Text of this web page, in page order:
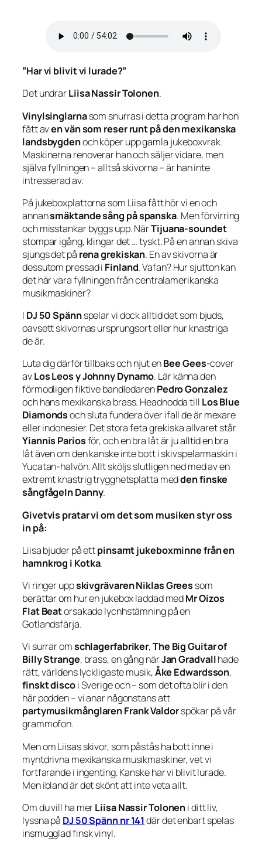
”Har vi blivit vi lurade?”
Det undrarLiisa Nassir Tolonen.
Vinylsinglarnasom snurras i detta program har hon
fått aven vän som reser runt på den mexikanska
landsbygdenoch köper upp gamla jukeboxvrak.
Maskinerna renoverar han och säljer vidare, men
själva fyllningen – alltså skivorna – är han inte
intresserad av.
På jukeboxplattorna som Liisa fått hör vi en och
annansmäktande sång på spanska. Men förvirring
och misstankar byggs upp. NärTijuana-soundet
stompar igång, klingar det … tyskt. På en annan skiva
sjungs det på rena grekiskan. En av skivorna är
dessutom pressad i Finland. Vafan? Hur sjutton kan
det här vara fyllningen från centralamerikanska
musikmaskiner?
I DJ 50 Spännspelar vi dock alltid det som bjuds,
oavsett skivornas ursprungsort eller hur knastriga
de är.
Luta dig därför tillbaks och njut enBee Gees-cover
avLos Leos y Johnny Dynamo. Lär känna den
förmodligen fiktive bandledarenPedro Gonzalez
och hans mexikanska brass. Headnodda till Los Blue
Diamondsoch sluta fundera över ifall de är mexare
eller indonesier. Det stora feta grekiska allvaret står
Yiannis Pariosför, och en bra låt är ju alltid en bra
låt även om den kanske inte bott i skivspelarmaskin i
Yucatan-halvön. Allt sköljs slutligen ned med av en
extremt knastrig trygghetsplatta medden finske
sångfågeln Danny.
Givetvis pratar vi om det som musiken styr oss
in på:
Liisa bjuder på ettpinsamt jukeboxminne från en
hamnkrog i Kotka.
Vi ringer uppskivgrävaren Niklas Grees som
berättar om hur en jukebox laddad medMr Oizos
Flat Beatorsakade lycnhstämning på en
Gotlandsfärja.
Vi surrar omschlagerfabriker,The Big Guitar of
Billy Strange, brass, en gång närJan Gradvallhade
rätt, världens lyckligaste musik,Åke Edwardsson,
finskt discoi Sverige och – som det ofta blir i den
här podden – vi anar någonstans att
partymusikmånglaren Frank Valdorspökar på vår
grammofon.
Men om Liisas skivor, som påstås ha bott inne i
myntdrivna mexikanska musikmaskiner, vet vi
fortfarande i ingenting. Kanske har vi blivit lurade.
Men ibland är det skönt att inte veta allt.
Om du vill ha merLiisa Nassir Toloneni ditt liv,
lyssna på DJ 50 Spänn nr 141där det enbart spelas
insmugglad finsk vinyl.